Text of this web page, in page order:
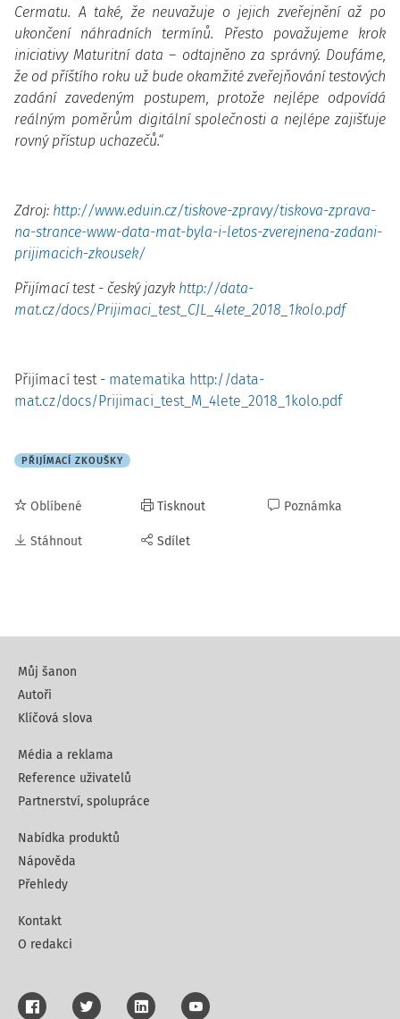
Cermatu. A také, že neuvažuje o jejich zveřejnění až po
ukončení náhradních termínů. Přesto považujeme krok
iniciativy Maturitní data – odtajněno za správný. Doufáme,
že od příštího roku už bude okamžité zveřejňování testových
zadání zavedeným postupem, protože nejlépe odpovídá
reálným poměrům digitální společnosti a nejlépe zajišťuje
rovný přístup uchazečů.“
Zdroj: http://www.eduin.cz/tiskove-zpravy/tiskova-zprava-
na-strance-www-data-mat-byla-i-letos-zverejnena-zadani-
prijimacich-zkousek/
Přijímací test - český jazyk http://data-
mat.cz/docs/Prijimaci_test_CJL_4lete_2018_1kolo.pdf
Přijímací test - matematika http://data-
mat.cz/docs/Prijimaci_test_M_4lete_2018_1kolo.pdf
PŘIJÍMACÍ ZKOUŠKY
Oblíbené
Stáhnout
Tisknout
Sdílet
Poznámka
Můj šanon
Autoři
Klíčová slova
Média a reklama
Reference uživatelů
Partnerství, spolupráce
Nabídka produktů
Nápověda
Přehledy
Kontakt
O redakci